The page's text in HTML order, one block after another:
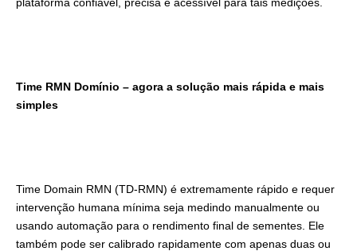
Time RMN Domínio – agora a solução mais rápida e mais
simples
Time Domain RMN (TD-RMN) é extremamente rápido e requer
intervenção humana mínima seja medindo manualmente ou
usando automação para o rendimento final de sementes. Ele
também pode ser calibrado rapidamente com apenas duas ou